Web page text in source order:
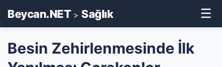
Beycan.NET> Sağlık ☰
Besin Zehirlenmesinde İlk